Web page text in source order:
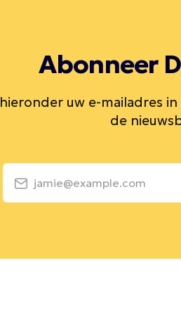
Abonneer
uw e-mailadres
de
jamie@example.com